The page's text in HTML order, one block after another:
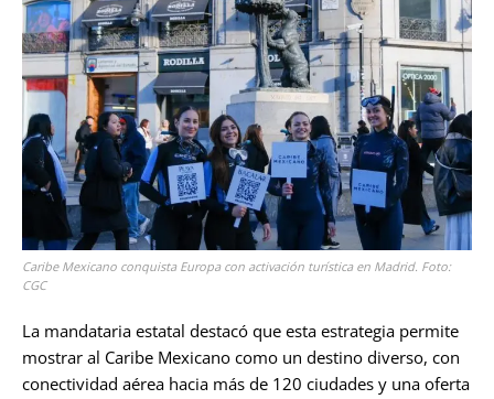
Caribe Mexicano conquista Europa con activación turística en Madrid. Foto:
CGC
La mandataria estatal destacó que esta estrategia permite
mostrar al Caribe Mexicano como un destino diverso, con
conectividad aérea hacia más de 120 ciudades y una oferta